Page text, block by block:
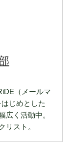
（メールマ
じめとした
広く活動中。
リスト。